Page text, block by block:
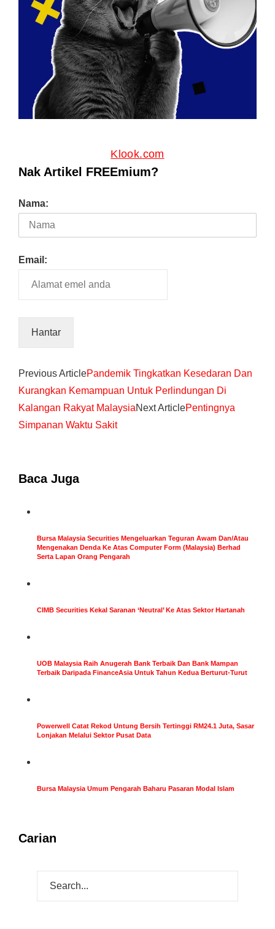
Klook.com
Nak Artikel FREEmium?
Nama:
Email:
Previous ArticlePandemik Tingkatkan Kesedaran Dan
Kurangkan Kemampuan Untuk Perlindungan Di
Kalangan Rakyat MalaysiaNext ArticlePentingnya
Simpanan Waktu Sakit
Baca Juga
Bursa Malaysia Securities Mengeluarkan Teguran Awam Dan/Atau
Mengenakan Denda Ke Atas Computer Form (Malaysia) Berhad
Serta Lapan Orang Pengarah
CIMB Securities Kekal Saranan ‘Neutral’ Ke Atas Sektor Hartanah
UOB Malaysia Raih Anugerah Bank Terbaik Dan Bank Mampan
Terbaik Daripada FinanceAsia Untuk Tahun Kedua Berturut-Turut
Powerwell Catat Rekod Untung Bersih Tertinggi RM24.1 Juta, Sasar
Lonjakan Melalui Sektor Pusat Data
Bursa Malaysia Umum Pengarah Baharu Pasaran Modal Islam
Carian